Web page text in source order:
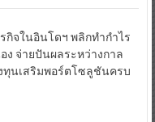
กิจในอินโดฯ พลิกทำกำไร
ง จ่ายปันผลระหว่างกาล
ทุนเสริมพอร์ตโซลูชันครบ